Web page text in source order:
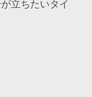
立ちたいタイ